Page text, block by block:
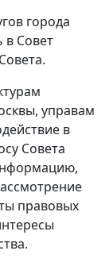
города
в Совет
управам
в
Совета
правовых